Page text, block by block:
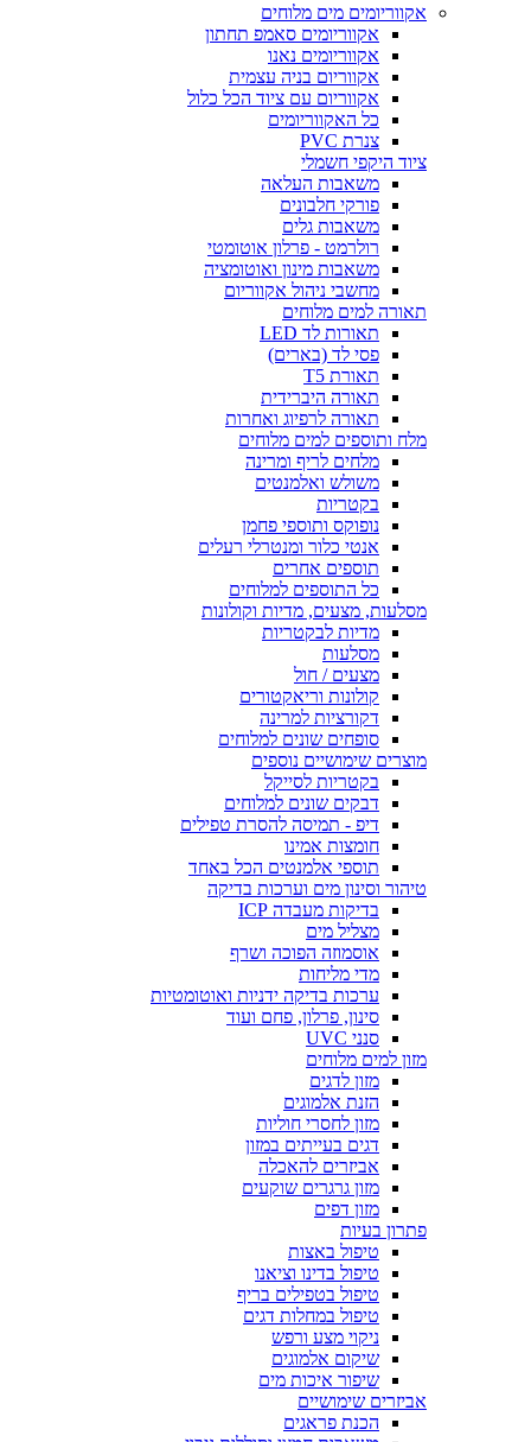
אקווריומים מים מלוחים
אקווריומים סאמפ תחתון
אקווריומים נאנו
אקווריום בניה עצמית
אקווריום עם ציוד הכל כלול
כל האקווריומים
צנרת PVC
ציוד היקפי חשמלי
משאבות העלאה
פורקי חלבונים
משאבות גלים
רולרמט - פרלון אוטומטי
משאבות מינון ואוטומציה
מחשבי ניהול אקווריום
תאורה למים מלוחים
תאורות לד LED
פסי לד (בארים)
תאורת T5
תאורה היברידית
תאורה לרפיוג ואחרות
מלח ותוספים למים מלוחים
מלחים לריף ומרינה
משולש ואלמנטים
בקטריות
נופוקס ותוספי פחמן
אנטי כלור ומנטרלי רעלים
תוספים אחרים
כל התוספים למלוחים
מסלעות, מצעים, מדיות וקולונות
מדיות לבקטריות
מסלעות
מצעים / חול
קולונות וריאקטורים
דקורציות למרינה
סופחים שונים למלוחים
מוצרים שימושיים נוספים
בקטריות לסייקל
דבקים שונים למלוחים
דיפ - תמיסה להסרת טפילים
חומצות אמינו
תוספי אלמנטים הכל באחד
טיהור וסינון מים וערכות בדיקה
בדיקות מעבדה ICP
מצליל מים
אוסמוזה הפוכה ושרף
מדי מליחות
ערכות בדיקה ידניות ואוטומטיות
סינון, פרלון, פחם ועוד
סנני UVC
מזון למים מלוחים
מזון לדגים
הזנת אלמוגים
מזון לחסרי חוליות
דגים בעייתים במזון
אביזרים להאכלה
מזון גרגרים שוקעים
מזון דפים
פתרון בעיות
טיפול באצות
טיפול בדינו וציאנו
טיפול בטפילים בריף
טיפול במחלות דגים
ניקוי מצע ורפש
שיקום אלמוגים
שיפור איכות מים
אביזרים שימושיים
הכנת פראגים